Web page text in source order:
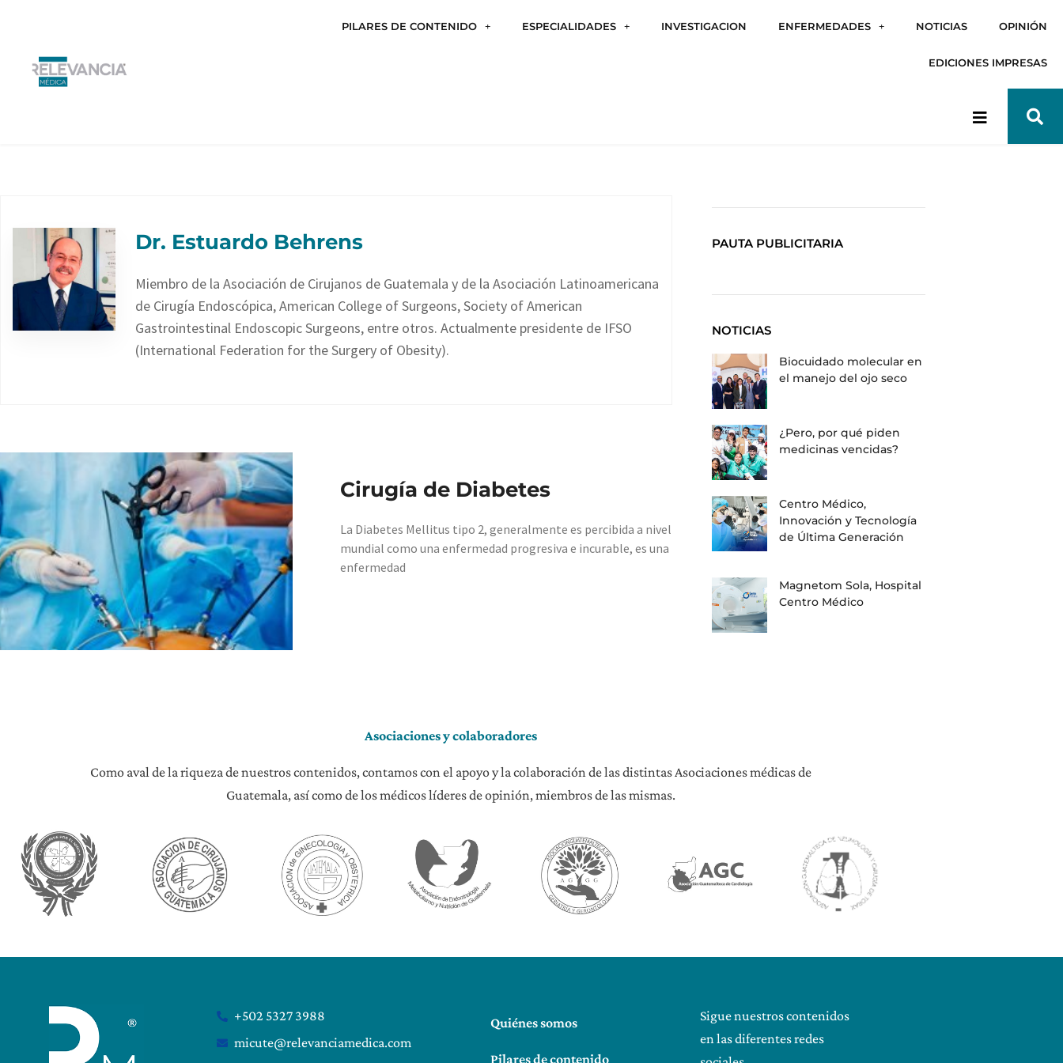
contenido
PILARES DE CONTENIDO ESPECIALIDADES INVESTIGACION ENFERMEDADES NOTICIAS OPINIÓN
EDICIONES IMPRESAS
Dr. Estuardo Behrens
Miembro de la Asociación de Cirujanos de Guatemala y de la Asociación Latinoamericana
de Cirugía Endoscópica, American College of Surgeons, Society of American
Gastrointestinal Endoscopic Surgeons, entre otros. Actualmente presidente de IFSO
(International Federation for the Surgery of Obesity).
Cirugía de Diabetes
La Diabetes Mellitus tipo 2, generalmente es percibida a nivel
mundial como una enfermedad progresiva e incurable, es una
enfermedad
PAUTA PUBLICITARIA
NOTICIAS
Biocuidado molecular en
el manejo del ojo seco
¿Pero, por qué piden
medicinas vencidas?
Centro Médico,
Innovación y Tecnología
de Última Generación
Magnetom Sola, Hospital
Centro Médico
Asociaciones y colaboradores
Como aval de la riqueza de nuestros contenidos, contamos con el apoyo y la colaboración de las distintas Asociaciones médicas de
Guatemala, así como de los médicos líderes de opinión, miembros de las mismas.
+502 5327 3988
micute@relevanciamedica.com
Quiénes somos
Pilares de contenido
Sigue nuestros contenidos
en las diferentes redes